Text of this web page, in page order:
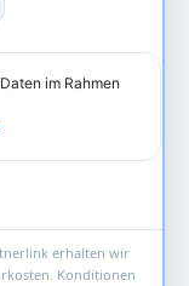
erhalten wir
Konditionen